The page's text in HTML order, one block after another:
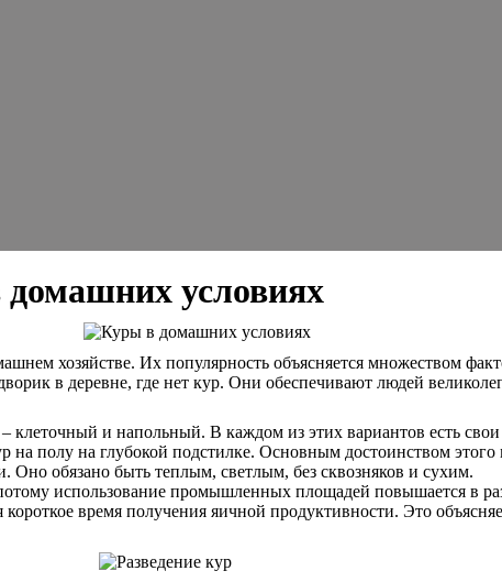
домашних условиях
хозяйстве. Их популярность объясняется множеством
в деревне, где нет кур. Они обеспечивают людей
и напольный. В каждом из этих вариантов есть свои
на полу на глубокой подстилке. Основным достоинством
обязано быть теплым, светлым, без сквозняков и сухим.
использование промышленных площадей повышается в
время получения яичной продуктивности. Это